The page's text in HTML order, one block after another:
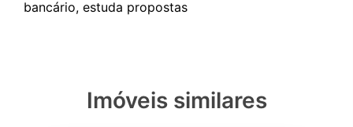
Imóveis similares